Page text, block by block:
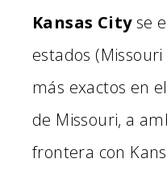
Kansas Cityse
estados
más exactos en
de Missouri, a
frontera con